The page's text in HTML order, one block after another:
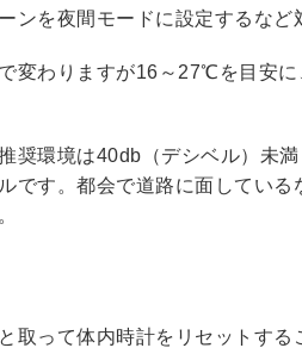
ンを夜間モードに設定するなど
変わりますが16～27℃を目安
奨環境は40db（デシベル）未
です。都会で道路に面してい
取って体内時計をリセットす